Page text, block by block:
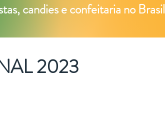
candies e confeitaria no Brasil
2023